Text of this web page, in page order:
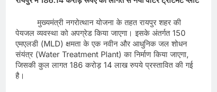
मुख्यमंत्री नगरोत्थान योजना के तहत रायपुर शहर की
पेयजल व्यवस्था को अपग्रेड किया जाएगा। इसके अंतर्गत 150
एमएलडी (MLD) क्षमता के एक नवीन और आधुनिक जल शोधन
संयंत्र (Water Treatment Plant) का निर्माण किया जाएगा,
जिसकी कुल लागत 186 करोड़ 14 लाख रुपये प्रस्तावित की गई
है।